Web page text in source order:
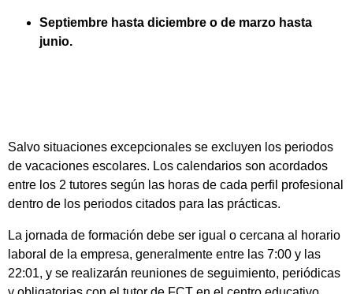
Septiembre hasta diciembre o de marzo hasta
junio.
Salvo situaciones excepcionales se excluyen los periodos
de vacaciones escolares. Los calendarios son acordados
entre los 2 tutores según las horas de cada perfil profesional
dentro de los periodos citados para las prácticas.
La jornada de formación debe ser igual o cercana al horario
laboral de la empresa, generalmente entre las 7:00 y las
22:01, y se realizarán reuniones de seguimiento, periódicas